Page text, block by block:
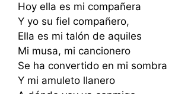
Hoy ella es mi compañera
Y yo su fiel compañero,
Ella es mi talón de aquiles
Mi musa, mi cancionero
Se ha convertido en mi sombra
Y mi amuleto llanero